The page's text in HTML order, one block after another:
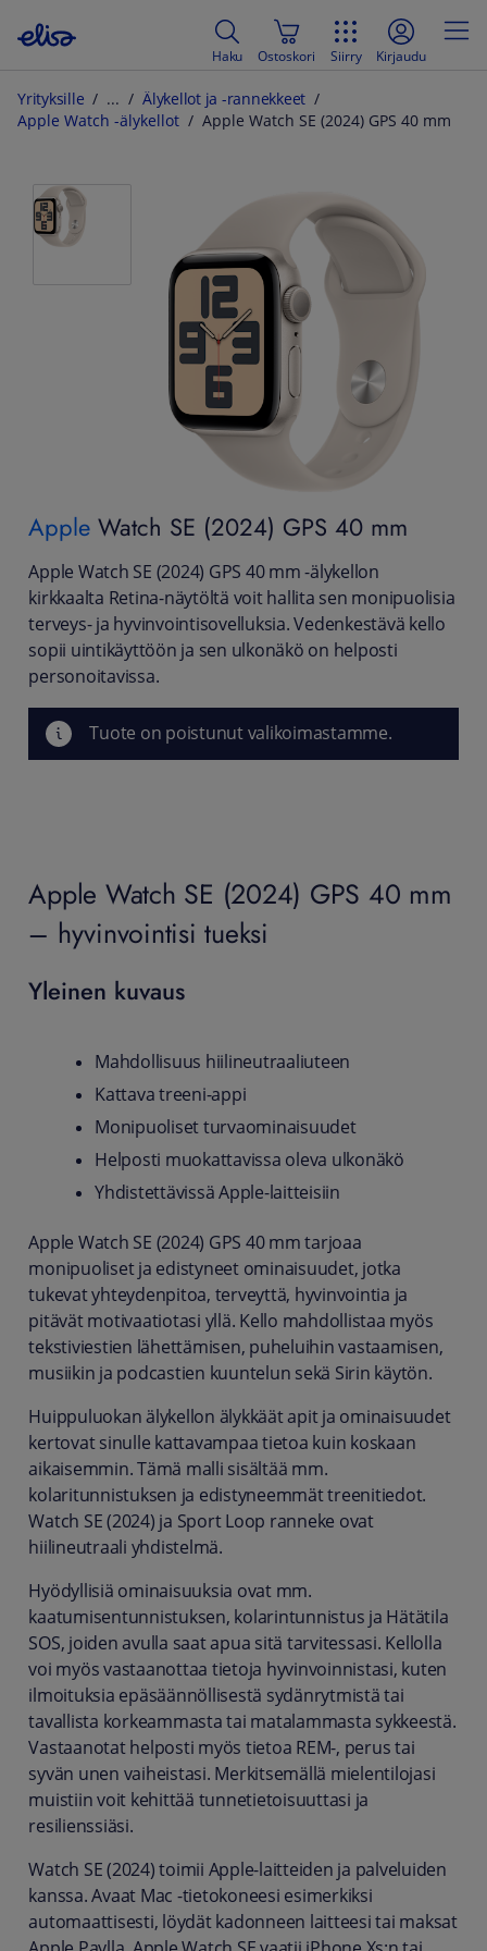
Haku Ostoskori Siirry Kirjaudu
Yrityksille
Älykellot ja -rannekkeet
Apple Watch -älykellot
Apple Watch SE (2024) GPS 40 mm
Apple Watch SE (2024) GPS 40 mm
Apple Watch SE (2024) GPS 40 mm -älykellon
kirkkaalta Retina-näytöltä voit hallita sen monipuolisia
terveys- ja hyvinvointisovelluksia. Vedenkestävä kello
sopii uintikäyttöön ja sen ulkonäkö on helposti
personoitavissa.
Tuote on poistunut valikoimastamme.
Apple Watch SE (2024) GPS 40 mm
– hyvinvointisi tueksi
Yleinen kuvaus
Mahdollisuus hiilineutraaliuteen
Kattava treeni-appi
Monipuoliset turvaominaisuudet
Helposti muokattavissa oleva ulkonäkö
Yhdistettävissä Apple-laitteisiin
Apple Watch SE (2024) GPS 40 mm tarjoaa
monipuoliset ja edistyneet ominaisuudet, jotka
tukevat yhteydenpitoa, terveyttä, hyvinvointia ja
pitävät motivaatiotasi yllä. Kello mahdollistaa myös
tekstiviestien lähettämisen, puheluihin vastaamisen,
musiikin ja podcastien kuuntelun sekä Sirin käytön.
Huippuluokan älykellon älykkäät apit ja ominaisuudet
kertovat sinulle kattavampaa tietoa kuin koskaan
aikaisemmin. Tämä malli sisältää mm.
kolaritunnistuksen ja edistyneemmät treenitiedot.
Watch SE (2024) ja Sport Loop ranneke ovat
hiilineutraali yhdistelmä.
Hyödyllisiä ominaisuuksia ovat mm.
kaatumisentunnistuksen, kolarintunnistus ja Hätätila
SOS, joiden avulla saat apua sitä tarvitessasi. Kellolla
voi myös vastaanottaa tietoja hyvinvoinnistasi, kuten
ilmoituksia epäsäännöllisestä sydänrytmistä tai
tavallista korkeammasta tai matalammasta sykkeestä.
Vastaanotat helposti myös tietoa REM-, perus tai
syvän unen vaiheistasi. Merkitsemällä mielentilojasi
muistiin voit kehittää tunnetietoisuuttasi ja
resilienssiäsi.
Watch SE (2024) toimii Apple-laitteiden ja palveluiden
kanssa. Avaat Mac -tietokoneesi esimerkiksi
automaattisesti, löydät kadonneen laitteesi tai maksat